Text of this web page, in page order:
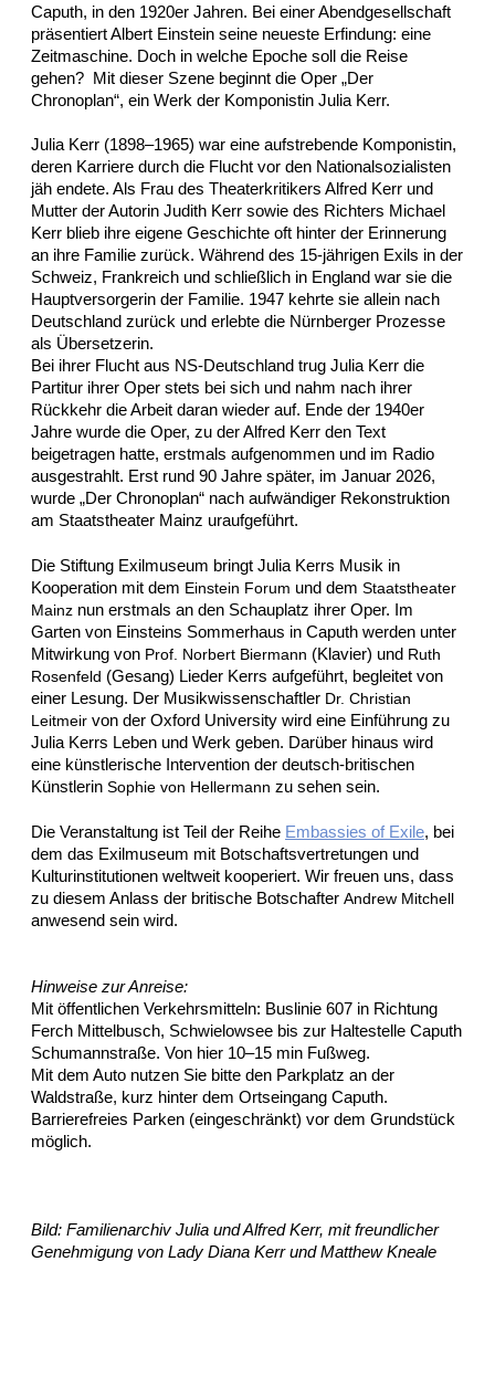
Caputh, in den 1920er Jahren. Bei einer Abendgesellschaft
präsentiert Albert Einstein seine neueste Erfindung: eine
Zeitmaschine. Doch in welche Epoche soll die Reise
gehen? Mit dieser Szene beginnt die Oper „Der
Chronoplan“, ein Werk der Komponistin Julia Kerr.
Julia Kerr (1898–1965) war eine aufstrebende Komponistin,
deren Karriere durch die Flucht vor den Nationalsozialisten
jäh endete. Als Frau des Theaterkritikers Alfred Kerr und
Mutter der Autorin Judith Kerr sowie des Richters Michael
Kerr blieb ihre eigene Geschichte oft hinter der Erinnerung
an ihre Familie zurück. Während des 15-jährigen Exils in der
Schweiz, Frankreich und schließlich in England war sie die
Hauptversorgerin der Familie. 1947 kehrte sie allein nach
Deutschland zurück und erlebte die Nürnberger Prozesse
als Übersetzerin.
Bei ihrer Flucht aus NS-Deutschland trug Julia Kerr die
Partitur ihrer Oper stets bei sich und nahm nach ihrer
Rückkehr die Arbeit daran wieder auf. Ende der 1940er
Jahre wurde die Oper, zu der Alfred Kerr den Text
beigetragen hatte, erstmals aufgenommen und im Radio
ausgestrahlt. Erst rund 90 Jahre später, im Januar 2026,
wurde „Der Chronoplan“ nach aufwändiger Rekonstruktion
am Staatstheater Mainz uraufgeführt.
Die Stiftung Exilmuseum bringt Julia Kerrs Musik in
Kooperation mit dem Einstein Forum und dem Staatstheater
Mainz nun erstmals an den Schauplatz ihrer Oper. Im
Garten von Einsteins Sommerhaus in Caputh werden unter
Mitwirkung von Prof. Norbert Biermann (Klavier) und Ruth
Rosenfeld (Gesang) Lieder Kerrs aufgeführt, begleitet von
einer Lesung. Der Musikwissenschaftler Dr. Christian
Leitmeir von der Oxford University wird eine Einführung zu
Julia Kerrs Leben und Werk geben. Darüber hinaus wird
eine künstlerische Intervention der deutsch-britischen
Künstlerin Sophie von Hellermann zu sehen sein.
Die Veranstaltung ist Teil der Reihe Embassies of Exile, bei
dem das Exilmuseum mit Botschaftsvertretungen und
Kulturinstitutionen weltweit kooperiert. Wir freuen uns, dass
zu diesem Anlass der britische Botschafter Andrew Mitchell
anwesend sein wird.
Hinweise zur Anreise:
Mit öffentlichen Verkehrsmitteln: Buslinie 607 in Richtung
Ferch Mittelbusch, Schwielowsee bis zur Haltestelle Caputh
Schumannstraße. Von hier 10–15 min Fußweg.
Mit dem Auto nutzen Sie bitte den Parkplatz an der
Waldstraße, kurz hinter dem Ortseingang Caputh.
Barrierefreies Parken (eingeschränkt) vor dem Grundstück
möglich.
Bild: Familienarchiv Julia und Alfred Kerr, mit freundlicher
Genehmigung von Lady Diana Kerr und Matthew Kneale